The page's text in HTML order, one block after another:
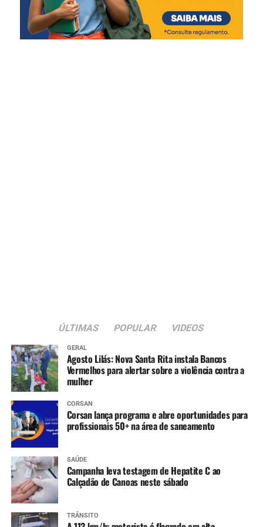
Após esse período, a análise e o julgamento dos recursos
ocorrerão entre os dias 6 e 12 de agosto. A publicação da
lista final dos pré-classificados está prevista para o dia 14
ÚLTIMAS POPULAR VIDEOS
GERAL
Agosto Lilás: Nova Santa Rita instala Bancos
Vermelhos para alertar sobre a violência contra a
mulher
CORSAN
Corsan lança programa e abre oportunidades para
profissionais 50+ na área de saneamento
SAÚDE
Campanha leva testagem de Hepatite C ao
Calçadão de Canoas neste sábado
TRÂNSITO